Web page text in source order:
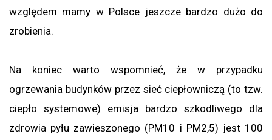
względem mamy w Polsce jeszcze bardzo dużo do
zrobienia.
Na koniec warto wspomnieć, że w przypadku
ogrzewania budynków przez sieć ciepłowniczą (to tzw.
ciepło systemowe) emisja bardzo szkodliwego dla
zdrowia pyłu zawieszonego (PM10 i PM2,5) jest 100